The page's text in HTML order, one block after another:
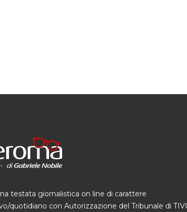
testata giornalistica on line di carattere
quotidiano con Autorizzazione del Tribunale di